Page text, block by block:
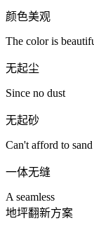
颜色美观
The color is
无起尘
Since no dust
无起砂
Can't afford to sand
一体无缝
A seamless
地坪翻新方案